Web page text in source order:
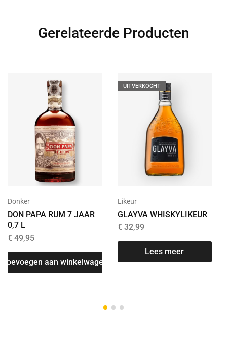
Gerelateerde Producten
Donker
DON PAPA RUM 7 JAAR
0,7 L
€ 49,95
Toevoegen aan winkelwagen
UITVERKOCHT
Likeur
GLAYVA WHISKYLIKEUR
€32,99
Lees meer